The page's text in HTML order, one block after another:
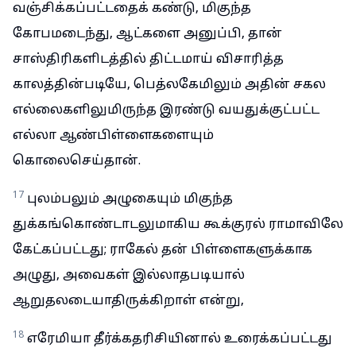
வஞ்சிக்கப்பட்டதைக் கண்டு, மிகுந்த
கோபமடைந்து, ஆட்களை அனுப்பி, தான்
சாஸ்திரிகளிடத்தில் திட்டமாய் விசாரித்த
காலத்தின்படியே, பெத்லகேமிலும் அதின் சகல
எல்லைகளிலுமிருந்த இரண்டு வயதுக்குட்பட்ட
எல்லா ஆண்பிள்ளைகளையும்
கொலைசெய்தான்.
17 புலம்பலும் அழுகையும் மிகுந்த
துக்கங்கொண்டாடலுமாகிய கூக்குரல் ராமாவிலே
கேட்கப்பட்டது; ராகேல் தன் பிள்ளைகளுக்காக
அழுது, அவைகள் இல்லாதபடியால்
ஆறுதலடையாதிருக்கிறாள் என்று,
18 எரேமியா தீர்க்கதரிசியினால் உரைக்கப்பட்டது